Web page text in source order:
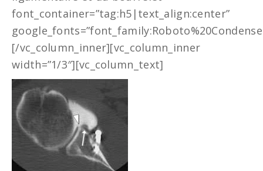
font_container=”tag:h5|text_align:center”
[/vc_column_inner][vc_column_inner
width=”1/3″][vc_column_text]